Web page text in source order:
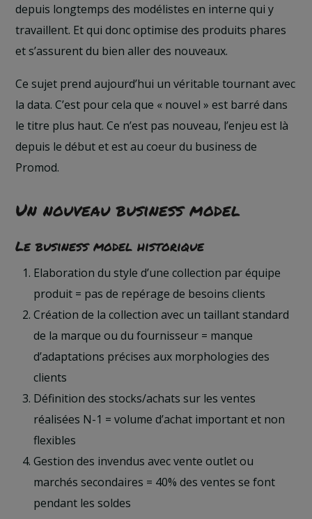
depuis longtemps des modélistes en interne qui y
travaillent. Et qui donc optimise des produits phares
et s’assurent du bien aller des nouveaux.
Ce sujet prend aujourd’hui un véritable tournant avec
la data. C’est pour cela que « nouvel » est barré dans
le titre plus haut. Ce n’est pas nouveau, l’enjeu est là
depuis le début et est au coeur du business de
Promod.
Un nouveau business model
Le business model historique
Elaboration du style d’une collection par équipe
produit = pas de repérage de besoins clients
Création de la collection avec un taillant standard
de la marque ou du fournisseur = manque
d’adaptations précises aux morphologies des
clients
Définition des stocks/achats sur les ventes
réalisées N-1 = volume d’achat important et non
flexibles
Gestion des invendus avec vente outlet ou
marchés secondaires = 40% des ventes se font
pendant les soldes